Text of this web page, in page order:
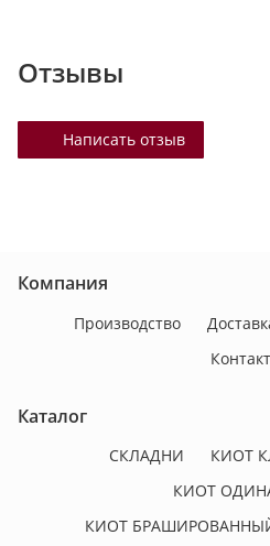
Отзывы
Написать отзыв
Компания
Производство
Каталог
СКЛАДНИ
КИОТ
КИОТ
КИОТ